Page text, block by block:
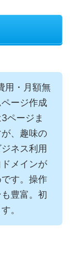
用・月額無
ージ作成
ページま
、趣味の
ネス利用
メインが
す。操作
豊富。初
。